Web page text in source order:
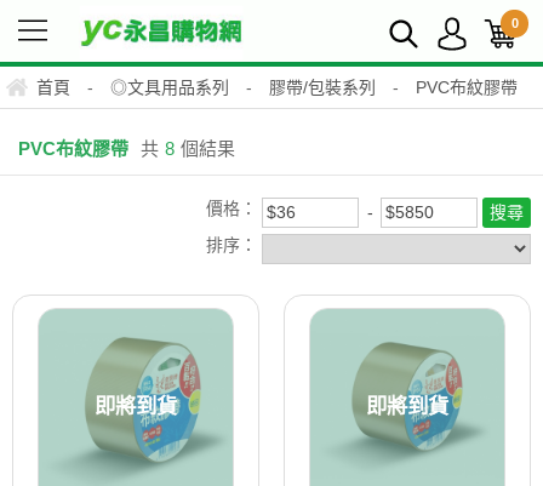
0
首頁 - ◎文具用品系列 - 膠帶/包裝系列 - PVC布紋膠帶
PVC布紋膠帶 共 8 個結果
價格：
排序：
即將到貨 即將到貨